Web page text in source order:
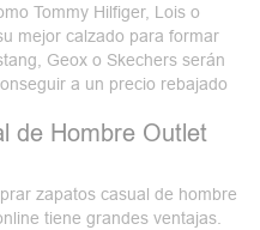
Tommy Hilfiger, Lois o
mejor calzado para formar
Geox o Skechers serán
a un precio rebajado
de Hombre Outlet
zapatos casual de hombre
tiene grandes ventajas.